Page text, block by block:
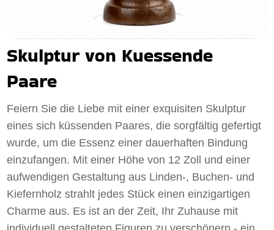
Skulptur von Kuessende
Paare
Feiern Sie die Liebe mit einer exquisiten Skulptur
eines sich küssenden Paares, die sorgfältig gefertigt
wurde, um die Essenz einer dauerhaften Bindung
einzufangen. Mit einer Höhe von 12 Zoll und einer
aufwendigen Gestaltung aus Linden-, Buchen- und
Kiefernholz strahlt jedes Stück einen einzigartigen
Charme aus. Es ist an der Zeit, Ihr Zuhause mit